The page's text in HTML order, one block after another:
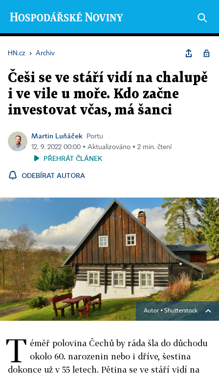
HN.cz › Archiv
Češi se ve stáří vidí na chalupě
i ve vile u moře. Kdo začne
investovat včas, má šanci
Martin Luňáček
Portu
12. 9. 2022 00:00 ▪ Aktualizováno ▪ 2 min. čtení
PŘEHRÁT ČLÁNEK
ODEBÍRAT AUTORA
Autor ▪Shutterstock
T éměř polovina Čechů by ráda šla do důchodu
okolo 60. narozenin nebo i dříve, šestina
dokonce už v 55 letech. Pětina se ve stáří vidí na